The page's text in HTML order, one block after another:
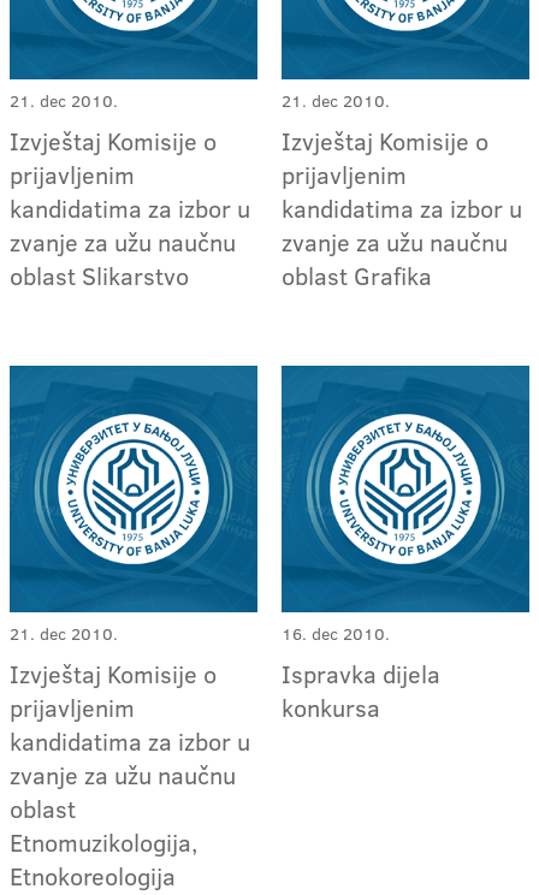
21. dec 2010.
Izvještaj Komisije o
prijavljenim
kandidatima za izbor u
zvanje za užu naučnu
oblast Slikarstvo
21. dec 2010.
Izvještaj Komisije o
prijavljenim
kandidatima za izbor u
zvanje za užu naučnu
oblast Grafika
21. dec 2010.
Izvještaj Komisije o
prijavljenim
kandidatima za izbor u
zvanje za užu naučnu
oblast
Etnomuzikologija,
Etnokoreologija
16. dec 2010.
Ispravka dijela
konkursa